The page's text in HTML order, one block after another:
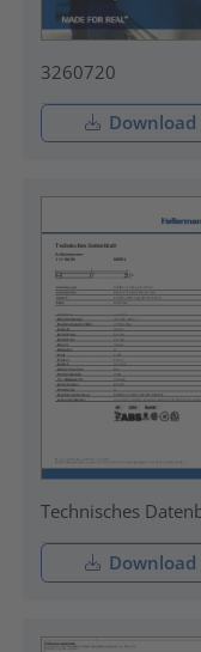
3260720
Download
Technisches
Download